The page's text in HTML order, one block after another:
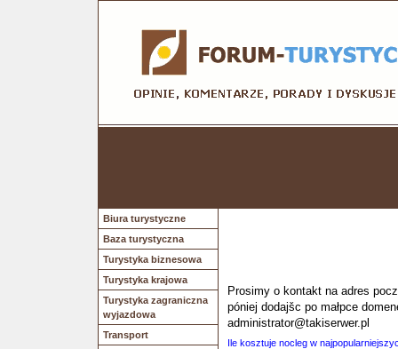
Biura turystyczne
Baza turystyczna
Turystyka biznesowa
Turystyka krajowa
Turystyka zagraniczna
wyjazdowa
Transport
Prosimy o kontakt na adres
póniej dodajšc po małpce
administrator@takiserwer.pl
Ile kosztuje nocleg w